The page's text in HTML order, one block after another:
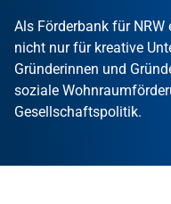
Als Förderbank für NRW
nicht nur für kreative
Gründerinnen und
soziale
Gesellschaftspolitik.